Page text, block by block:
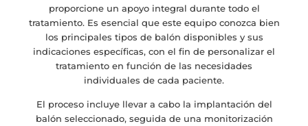
proporcione un apoyo integral durante todo el
tratamiento. Es esencial que este equipo conozca bien
los principales tipos de balón disponibles y sus
indicaciones específicas, con el fin de personalizar el
tratamiento en función de las necesidades
individuales de cada paciente.
El proceso incluye llevar a cabo la implantación del
balón seleccionado, seguida de una monitorización